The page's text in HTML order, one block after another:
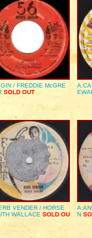
/ FREDDIE McGRE
SOLD OUT
VENDER / HORSE
WALLACE SOLD OU
N